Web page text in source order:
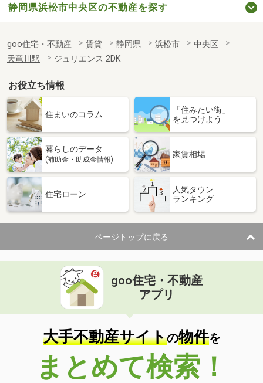
静岡県浜松市中央区の不動産を探す
goo住宅・不動産 賃貸 静岡県 浜松市
中央区
天竜川駅
ジュリエンス 2DK
お役立ち情報
住まいのコラム
「住みたい街」
を見つけよう
暮らしのデータ
(補助金・助成金情報)
家賃相場
住宅ローン
人気タウン
ランキング
ページトップに戻る
goo住宅・不動産
アプリ
大手不動産サイトの物件を
まとめて検索！